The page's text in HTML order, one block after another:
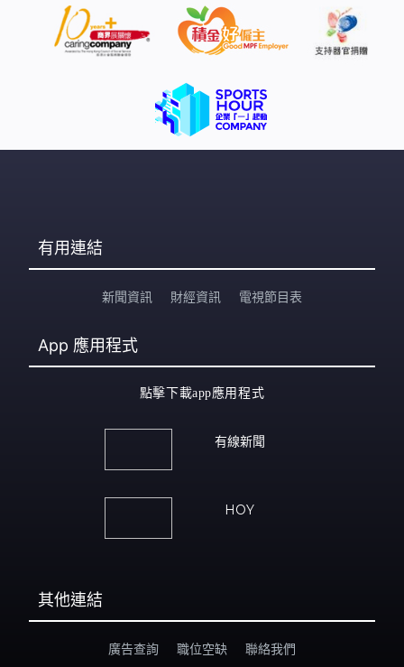
有用連結
新聞資訊 財經資訊 電視節目表
App 應用程式
點擊下載app應用程式
有線新聞
HOY
其他連結
廣告查詢 職位空缺 聯絡我們